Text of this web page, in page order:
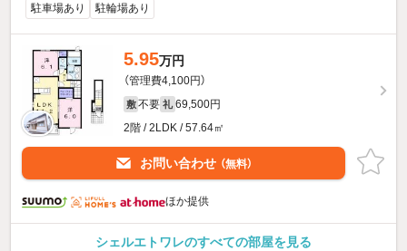
駐車場あり 駐輪場あり
5.95万円
（管理費4,100円）
敷 不要 礼 69,500円
2階 / 2LDK / 57.64㎡
お問い合わせ （無料）
ほか提供
シェルエトワレのすべての部屋を見る